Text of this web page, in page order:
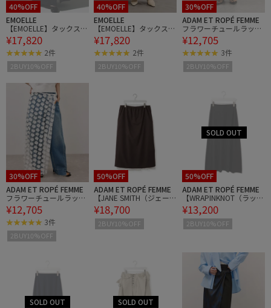
40%OFF
EMOELLE
【EMOELLE】タックスカ
ート
¥17,820
2件
2BUY10%OFF
40%OFF
EMOELLE
【EMOELLE】タックスカ
ート
¥17,820
2件
2BUY10%OFF
30%OFF
ADAM ET ROPÉ FEMME
フラワーチュールラップ
スカート
¥12,705
3件
2BUY10%OFF
30%OFF
ADAM ET ROPÉ FEMME
フラワーチュールラップ
スカート
¥12,705
3件
2BUY10%OFF
50%OFF
ADAM ET ROPÉ FEMME
【JANE SMITH（ジェー
ンスミス）】WASHABLE
WOOL TROPICAL LAYER
ED SKIRT
¥18,700
2BUY10%OFF
50%OFF
ADAM ET ROPÉ FEMME
【WRAPINKNOT（ラッピ
ンノット）】Flear Maxi S
kirt
¥13,200
2BUY10%OFF